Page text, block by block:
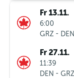
Fr 13.11.
6:00
GRZ - DEN
Fr 27.11.
11:39
DEN - GRZ